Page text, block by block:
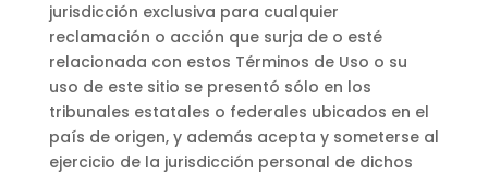
jurisdicción exclusiva para cualquier
reclamación o acción que surja de o esté
relacionada con estos Términos de Uso o su
uso de este sitio se presentó sólo en los
tribunales estatales o federales ubicados en el
país de origen, y además acepta y someterse al
ejercicio de la jurisdicción personal de dichos